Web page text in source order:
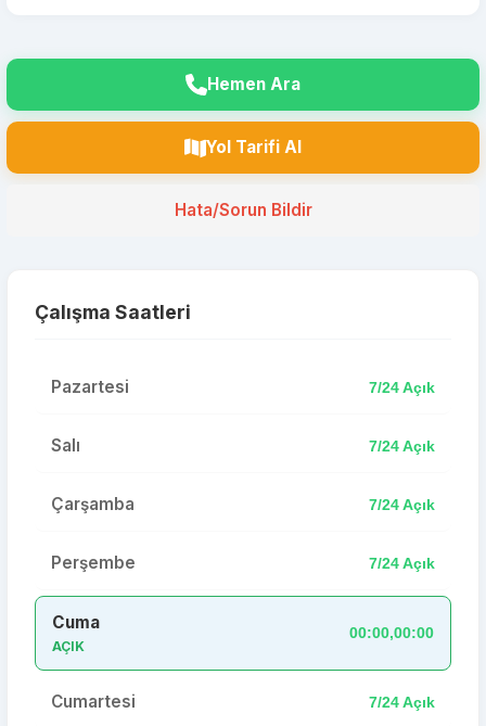
Hemen Ara
Yol Tarifi Al
Hata/Sorun Bildir
Çalışma Saatleri
Pazartesi 7/24 Açık
Salı 7/24 Açık
Çarşamba 7/24 Açık
Perşembe 7/24 Açık
Cuma
AÇIK
00:00,00:00
Cumartesi 7/24 Açık